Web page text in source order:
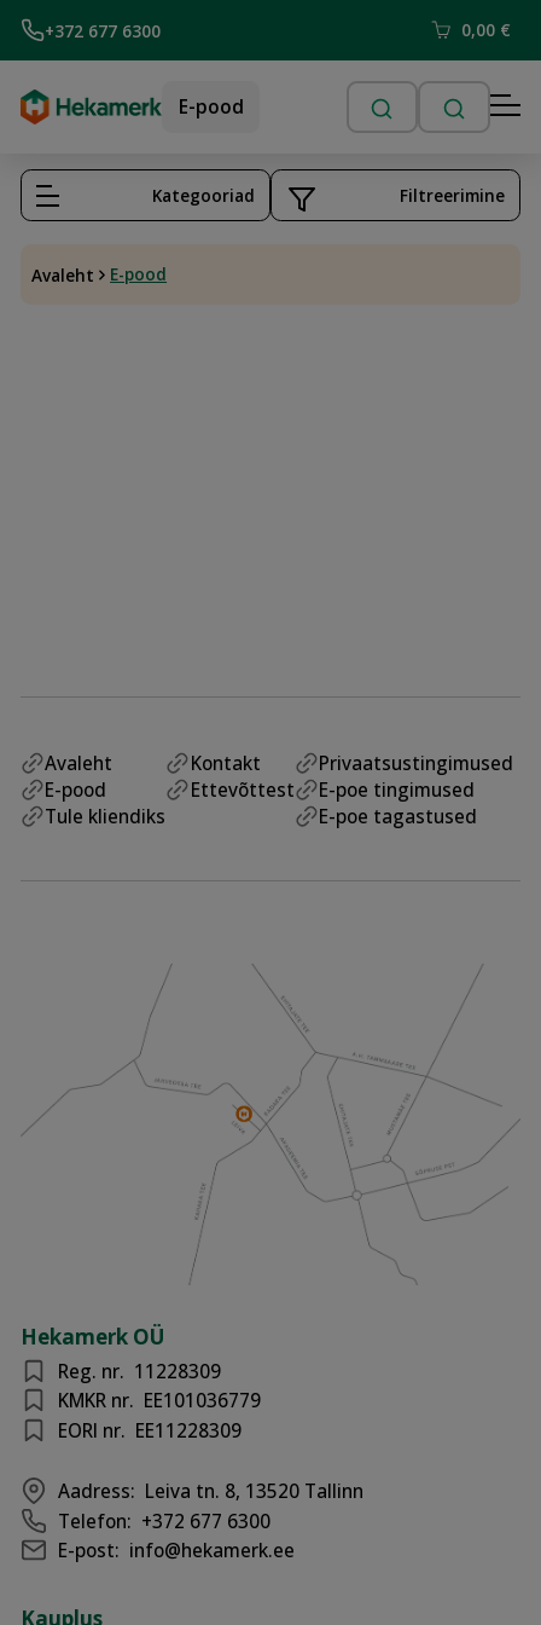
+372 677 6300 0,00 €
E-pood
Avaleht E-pood
Kategooriad Filtreerimine
Avaleht
E-pood
Tule kliendiks
Kontakt
Ettevõttest
Privaatsustingimused
E-poe tingimused
E-poe tagastused
Hekamerk OÜ
Reg. nr. 11228309
KMKR nr. EE101036779
EORI nr. EE11228309
Aadress: Leiva tn. 8, 13520 Tallinn
Telefon: +372 677 6300
E-post: info@hekamerk.ee
Kauplus